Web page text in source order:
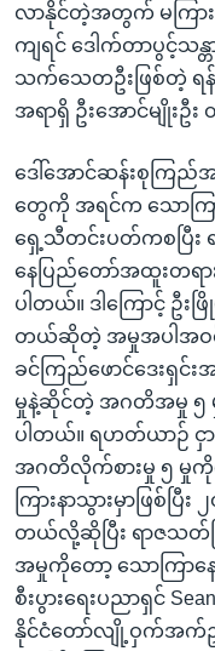
လာနိုင်တဲ့အတွက် မကြားန
ကျရင် ဒေါက်တာပွင့်သန္
သက်သေတဦးဖြစ်တဲ့ ရ
အရာရှိ ဦးအောင်မျိုး
ဒေါ်အောင်ဆန်းစုကြ
တွေကို အရင်က သောကြာ
ရှေ့သီတင်းပတ်ကစပြီး
နေပြည်တော်အထူးတရာ
ပါတယ်။ ဒါကြောင့် ဦ
တယ်ဆိုတဲ့ အမှုအပါအဝင်
ခင်ကြည်ဖောင်ဒေးရှ
မှုနဲ့ဆိုင်တဲ့ အဂတိအမှု ၅ မှုကို
ပါတယ်။ ရဟတ်ယာဉ် ငှ
အဂတိလိုက်စားမှု ၅ မှုကို
ကြားနာသွားမှာဖြစ်ပြီ
တယ်လို့ဆိုပြီး ရာဇသတ်က
အမှုကိုတော့ သောကြာနေ့
စီးပွားရေးပညာရှင်
နိုင်ငံတော်လျို့ဝှက်အက်ဥ